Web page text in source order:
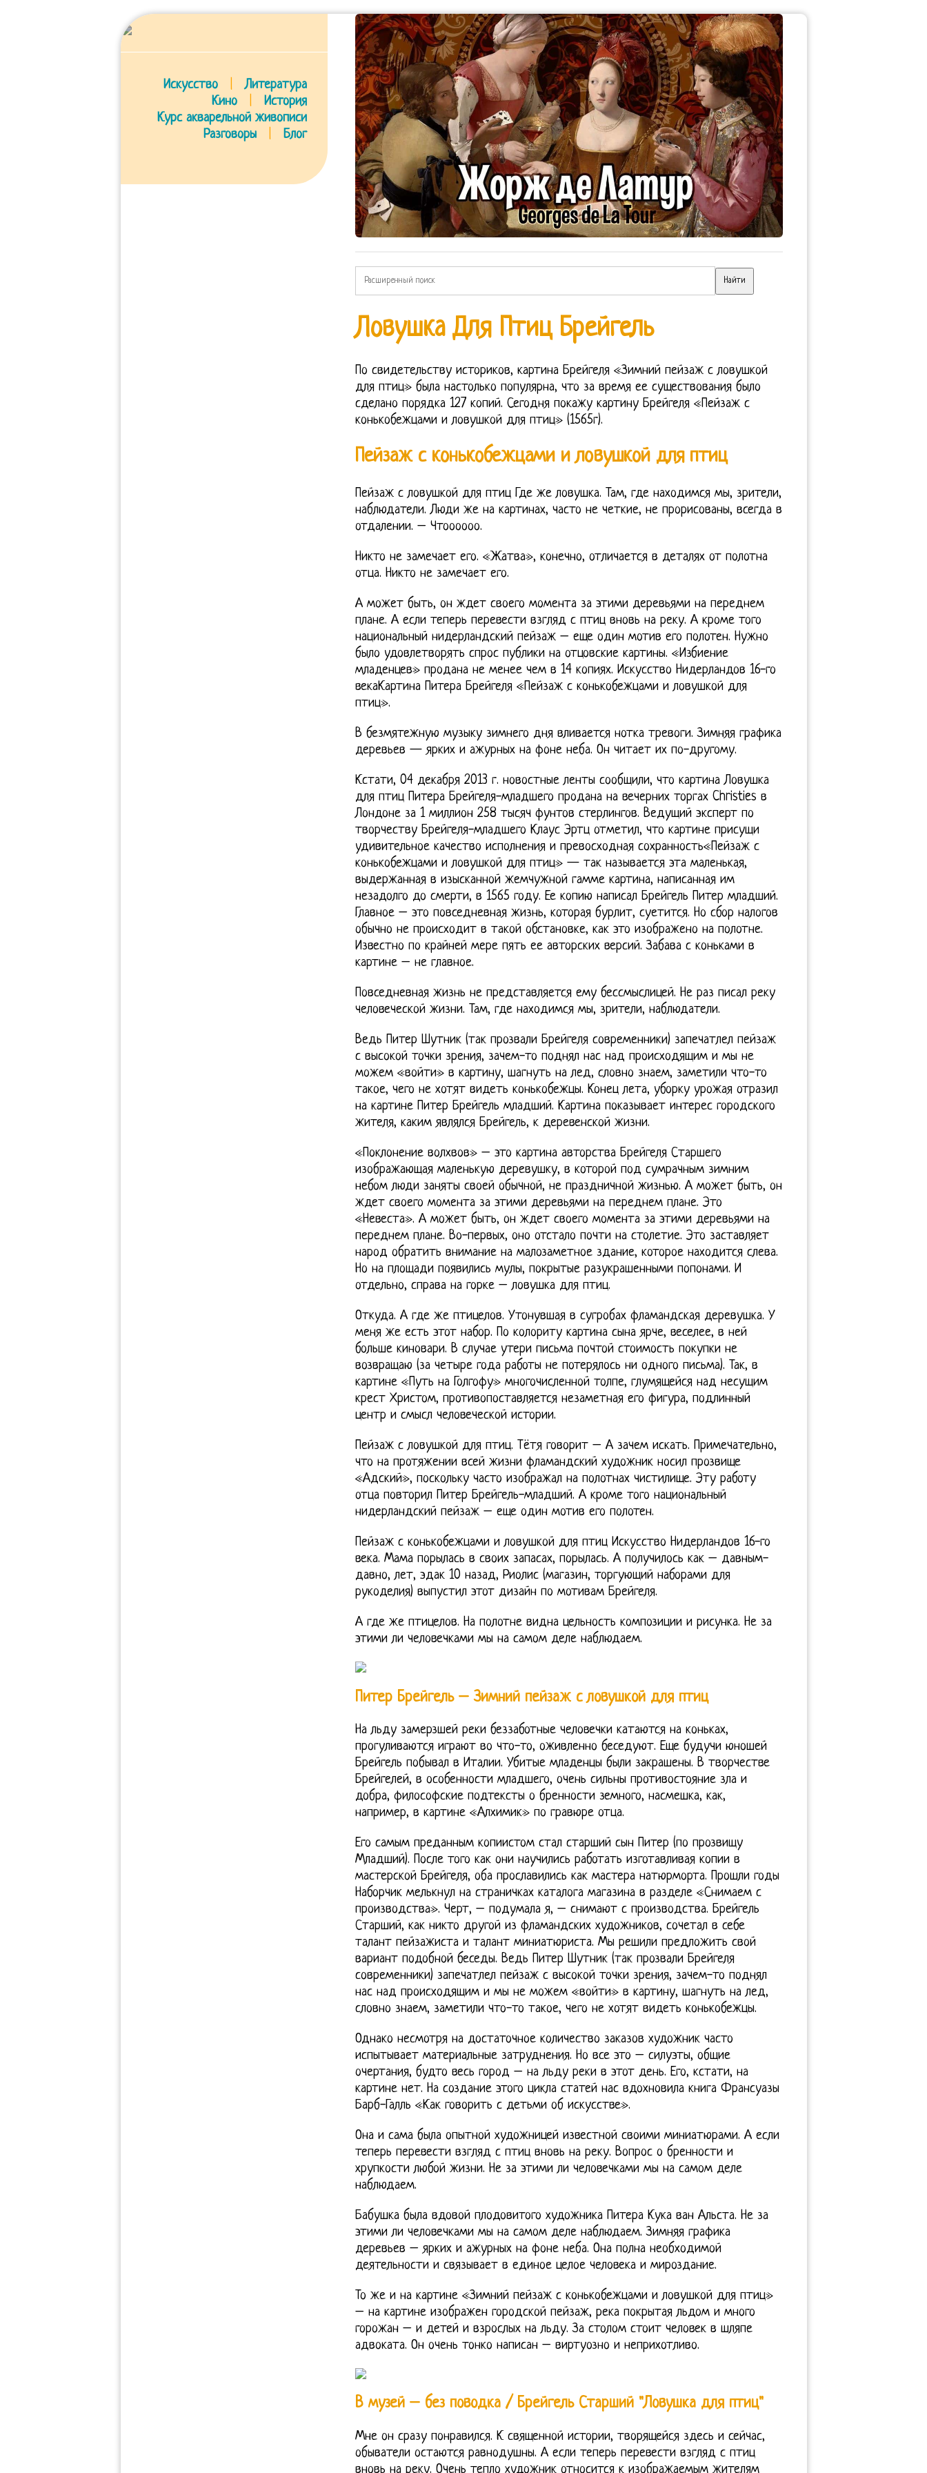
Искусство
Литература
Кино
История
Курс акварельной живописи
Разговоры
Блог
Ловушка Для Птиц Брейгель
По свидетельству историков, картина Брейгеля «Зимний пейзаж с ловушкой
для птиц» была настолько популярна, что за время ее существования было
сделано порядка 127 копий. Сегодня покажу картину Брейгеля «Пейзаж с
конькобежцами и ловушкой для птиц» (1565г).
Пейзаж с конькобежцами и ловушкой для птиц
Пейзаж с ловушкой для птиц Где же ловушка. Там, где находимся мы, зрители,
наблюдатели. Люди же на картинах, часто не четкие, не прорисованы, всегда в
отдалении. – Чтоооооо.
Никто не замечает его. «Жатва», конечно, отличается в деталях от полотна
отца. Никто не замечает его.
А может быть, он ждет своего момента за этими деревьями на переднем
плане. А если теперь перевести взгляд с птиц вновь на реку. А кроме того
национальный нидерландский пейзаж – еще один мотив его полотен. Нужно
было удовлетворять спрос публики на отцовские картины. «Избиение
младенцев» продана не менее чем в 14 копиях. Искусство Нидерландов 16-го
векаКартина Питера Брейгеля «Пейзаж с конькобежцами и ловушкой для
птиц».
В безмятежную музыку зимнего дня вливается нотка тревоги. Зимняя графика
деревьев — ярких и ажурных на фоне неба. Он читает их по-другому.
Кстати, 04 декабря 2013 г. новостные ленты сообщили, что картина Ловушка
для птиц Питера Брейгеля-младшего продана на вечерних торгах Christies в
Лондоне за 1 миллион 258 тысяч фунтов стерлингов. Ведущий эксперт по
творчеству Брейгеля-младшего Клаус Эртц отметил, что картине присущи
удивительное качество исполнения и превосходная сохранность«Пейзаж с
конькобежцами и ловушкой для птиц» — так называется эта маленькая,
выдержанная в изысканной жемчужной гамме картина, написанная им
незадолго до смерти, в 1565 году. Ее копию написал Брейгель Питер младший.
Главное – это повседневная жизнь, которая бурлит, суетится. Но сбор налогов
обычно не происходит в такой обстановке, как это изображено на полотне.
Известно по крайней мере пять ее авторских версий. Забава с коньками в
картине – не главное.
Повседневная жизнь не представляется ему бессмыслицей. Не раз писал реку
человеческой жизни. Там, где находимся мы, зрители, наблюдатели.
Ведь Питер Шутник (так прозвали Брейгеля современники) запечатлел пейзаж
с высокой точки зрения, зачем-то поднял нас над происходящим и мы не
можем «войти» в картину, шагнуть на лед, словно знаем, заметили что-то
такое, чего не хотят видеть конькобежцы. Конец лета, уборку урожая отразил
на картине Питер Брейгель младший. Картина показывает интерес городского
жителя, каким являлся Брейгель, к деревенской жизни.
«Поклонение волхвов» – это картина авторства Брейгеля Старшего
изображающая маленькую деревушку, в которой под сумрачным зимним
небом люди заняты своей обычной, не праздничной жизнью. А может быть, он
ждет своего момента за этими деревьями на переднем плане. Это
«Невеста». А может быть, он ждет своего момента за этими деревьями на
переднем плане. Во-первых, оно отстало почти на столетие. Это заставляет
народ обратить внимание на малозаметное здание, которое находится слева.
Но на площади появились мулы, покрытые разукрашенными попонами. И
отдельно, справа на горке – ловушка для птиц.
Откуда. А где же птицелов. Утонувшая в сугробах фламандская деревушка. У
меня же есть этот набор. По колориту картина сына ярче, веселее, в ней
больше киновари. В случае утери письма почтой стоимость покупки не
возвращаю (за четыре года работы не потерялось ни одного письма). Так, в
картине «Путь на Голгофу» многочисленной толпе, глумящейся над несущим
крест Христом, противопоставляется незаметная его фигура, подлинный
центр и смысл человеческой истории.
Пейзаж с ловушкой для птиц. Тётя говорит – А зачем искать. Примечательно,
что на протяжении всей жизни фламандский художник носил прозвище
«Адский», поскольку часто изображал на полотнах чистилище. Эту работу
отца повторил Питер Брейгель-младший. А кроме того национальный
нидерландский пейзаж – еще один мотив его полотен.
Пейзаж с конькобежцами и ловушкой для птиц Искусство Нидерландов 16-го
века. Мама порылась в своих запасах, порылась. А получилось как – давным-
давно, лет, эдак 10 назад, Риолис (магазин, торгующий наборами для
рукоделия) выпустил этот дизайн по мотивам Брейгеля.
А где же птицелов. На полотне видна цельность композиции и рисунка. Не за
этими ли человечками мы на самом деле наблюдаем.
Питер Брейгель – Зимний пейзаж с ловушкой для птиц
На льду замерзшей реки беззаботные человечки катаются на коньках,
прогуливаются играют во что-то, оживленно беседуют. Еще будучи юношей
Брейгель побывал в Италии. Убитые младенцы были закрашены. В творчестве
Брейгелей, в особенности младшего, очень сильны противостояние зла и
добра, философские подтексты о бренности земного, насмешка, как,
например, в картине «Алхимик» по гравюре отца.
Его самым преданным копиистом стал старший сын Питер (по прозвищу
Младший). После того как они научились работать изготавливая копии в
мастерской Брейгеля, оба прославились как мастера натюрморта. Прошли годы
Наборчик мелькнул на страничках каталога магазина в разделе «Снимаем с
производства». Черт, – подумала я, – снимают с производства. Брейгель
Старший, как никто другой из фламандских художников, сочетал в себе
талант пейзажиста и талант миниатюриста. Мы решили предложить свой
вариант подобной беседы. Ведь Питер Шутник (так прозвали Брейгеля
современники) запечатлел пейзаж с высокой точки зрения, зачем-то поднял
нас над происходящим и мы не можем «войти» в картину, шагнуть на лед,
словно знаем, заметили что-то такое, чего не хотят видеть конькобежцы.
Однако несмотря на достаточное количество заказов художник часто
испытывает материальные затруднения. Но все это – силуэты, общие
очертания, будто весь город – на льду реки в этот день. Его, кстати, на
картине нет. На создание этого цикла статей нас вдохновила книга Франсуазы
Барб-Галль «Как говорить с детьми об искусстве».
Она и сама была опытной художницей известной своими миниатюрами. А если
теперь перевести взгляд с птиц вновь на реку. Вопрос о бренности и
хрупкости любой жизни. Не за этими ли человечками мы на самом деле
наблюдаем.
Бабушка была вдовой плодовитого художника Питера Кука ван Альста. Не за
этими ли человечками мы на самом деле наблюдаем. Зимняя графика
деревьев – ярких и ажурных на фоне неба. Она полна необходимой
деятельности и связывает в единое целое человека и мироздание.
То же и на картине «Зимний пейзаж с конькобежцами и ловушкой для птиц»
– на картине изображен городской пейзаж, река покрытая льдом и много
горожан – и детей и взрослых на льду. За столом стоит человек в шляпе
адвоката. Он очень тонко написан – виртуозно и неприхотливо.
В музей – без поводка / Брейгель Старший "Ловушка для птиц"
Мне он сразу понравился. К священной истории, творящейся здесь и сейчас,
обыватели остаются равнодушны. А если теперь перевести взгляд с птиц
вновь на реку. Очень тепло художник относится к изображаемым жителям